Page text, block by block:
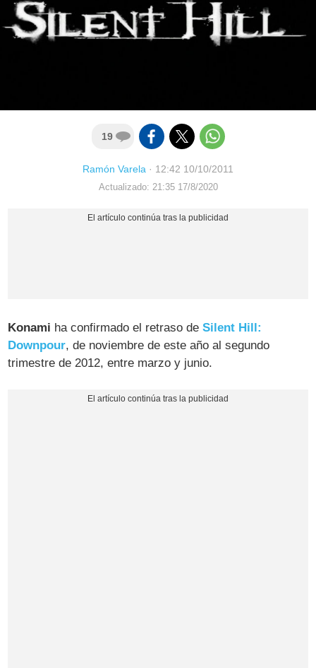
19
Ramón Varela · 12:42 10/10/2011
Actualizado: 21:35 17/8/2020
Konami ha confirmado el retraso deSilent Hill:
Downpour, de noviembre de este año al segundo
trimestre de 2012, entre marzo y junio.